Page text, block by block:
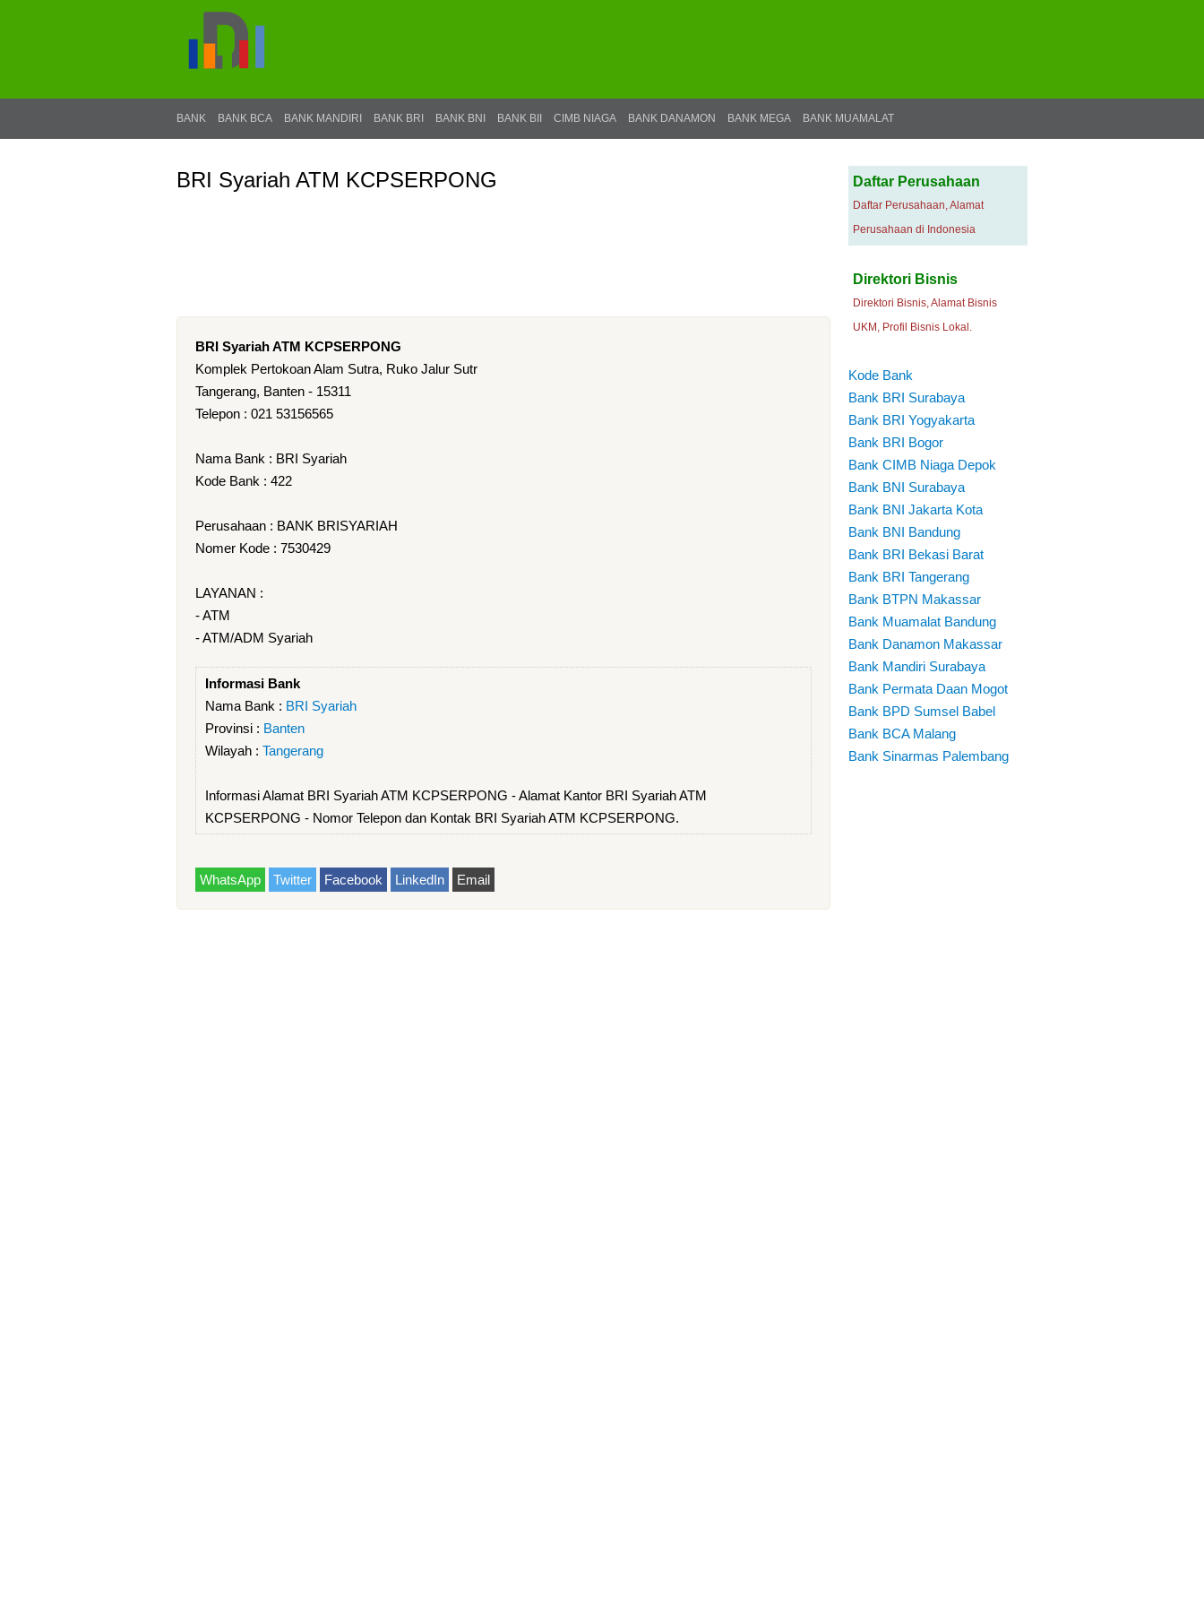
BANK BANK BCA BANK MANDIRI BANK BRI BANK BNI BANK BII CIMB NIAGA BANK DANAMON BANK MEGA BANK MUAMALAT
BRI Syariah ATM KCPSERPONG
BRI Syariah ATM KCPSERPONG
Komplek Pertokoan Alam Sutra, Ruko Jalur Sutr
Tangerang, Banten - 15311
Telepon : 021 53156565
Nama Bank : BRI Syariah
Kode Bank : 422
Perusahaan : BANK BRISYARIAH
Nomer Kode : 7530429
LAYANAN :
- ATM
- ATM/ADM Syariah
Informasi Bank
Nama Bank : BRI Syariah
Provinsi : Banten
Wilayah : Tangerang
Informasi Alamat BRI Syariah ATM KCPSERPONG - Alamat Kantor BRI Syariah ATM
KCPSERPONG - Nomor Telepon dan Kontak BRI Syariah ATM KCPSERPONG.
WhatsApp Twitter Facebook LinkedIn Email
Daftar Perusahaan
Daftar Perusahaan, Alamat
Perusahaan di Indonesia
Direktori Bisnis
Direktori Bisnis, Alamat Bisnis
UKM, Profil Bisnis Lokal.
Kode Bank
Bank BRI Surabaya
Bank BRI Yogyakarta
Bank BRI Bogor
Bank CIMB Niaga Depok
Bank BNI Surabaya
Bank BNI Jakarta Kota
Bank BNI Bandung
Bank BRI Bekasi Barat
Bank BRI Tangerang
Bank BTPN Makassar
Bank Muamalat Bandung
Bank Danamon Makassar
Bank Mandiri Surabaya
Bank Permata Daan Mogot
Bank BPD Sumsel Babel
Bank BCA Malang
Bank Sinarmas Palembang